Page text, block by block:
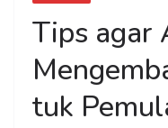
Tips agar
tuk